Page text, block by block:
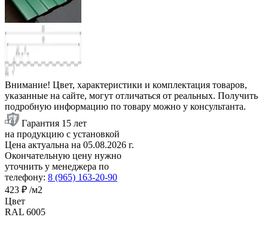
Внимание! Цвет, характеристики и комплектация товаров,
указанные на сайте, могут отличаться от реальных. Получить
подробную информацию по товару можно у консультанта.
Гарантия 15 лет
на продукцию с установкой
Цена актуальна на 05.08.2026 г.
Окончательную цену нужно
уточнить у менеджера по
телефону: 8 (965) 163-20-90
423 ₽ /м2
Цвет
RAL 6005